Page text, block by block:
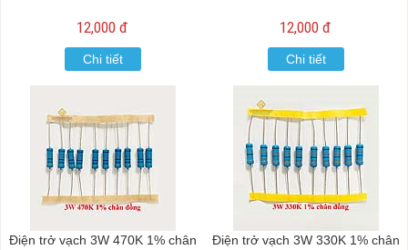
12,000 đ
Chi tiết
12,000 đ
Chi tiết
Điện trở vạch 3W 470K 1% chân
Điện trở vạch 3W 330K 1% chân